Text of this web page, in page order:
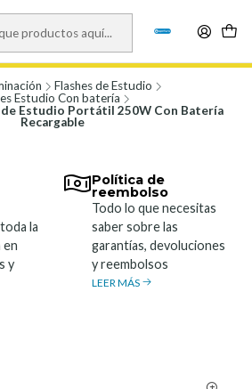
5478, Ñuñoa. Lunes a Viernes 9.30 a
y Domingos de 10:00 a 17:00
Flashes de Estudio
Estudio Con batería
Estudio Portátil 250W Con Batería
Recargable
la
en
y
Política de
reembolso
Todo lo que necesitas
saber sobre las
garantías, devoluciones
y reembolsos
LEER MÁS